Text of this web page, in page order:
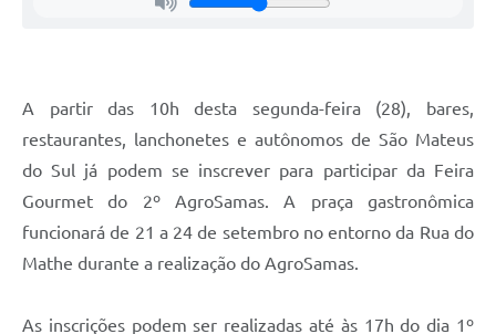
Feriados Municipais
Telefones Postos de Saúde
A partir das 10h desta segunda-feira (28), bares,
restaurantes, lanchonetes e autônomos de São Mateus
do Sul já podem se inscrever para participar da Feira
Gourmet do 2º AgroSamas. A praça gastronômica
funcionará de 21 a 24 de setembro no entorno da Rua do
Mathe durante a realização do AgroSamas.
As inscrições podem ser realizadas até às 17h do dia 1º